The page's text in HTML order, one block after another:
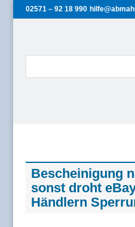
02571 – 92 18 990
Bescheinigung
sonst droht
Händlern